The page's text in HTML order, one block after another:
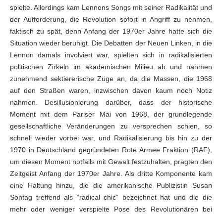
spielte. Allerdings kam Lennons Songs mit seiner Radikalität und
der Aufforderung, die Revolution sofort in Angriff zu nehmen,
faktisch zu spät, denn Anfang der 1970er Jahre hatte sich die
Situation wieder beruhigt. Die Debatten der Neuen Linken, in die
Lennon damals involviert war, spielten sich in radikalisierten
politischen Zirkeln im akademischen Milieu ab und nahmen
zunehmend sektiererische Züge an, da die Massen, die 1968
auf den Straßen waren, inzwischen davon kaum noch Notiz
nahmen. Desillusionierung darüber, dass der historische
Moment mit dem Pariser Mai von 1968, der grundlegende
gesellschaftliche Veränderungen zu versprechen schien, so
schnell wieder vorbei war, und Radikalisierung bis hin zu der
1970 in Deutschland gegründeten Rote Armee Fraktion (RAF),
um diesen Moment notfalls mit Gewalt festzuhalten, prägten den
Zeitgeist Anfang der 1970er Jahre. Als dritte Komponente kam
eine Haltung hinzu, die die amerikanische Publizistin Susan
Sontag treffend als “radical chic” bezeichnet hat und die die
mehr oder weniger verspielte Pose des Revolutionären bei